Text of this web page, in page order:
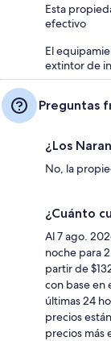
Esta
efectivo
El
extintor de
Preguntas
¿Los
No, la
¿Cuánto
Al 7 ago.
noche para
partir de
con base en
últimas 24
precios
precios más